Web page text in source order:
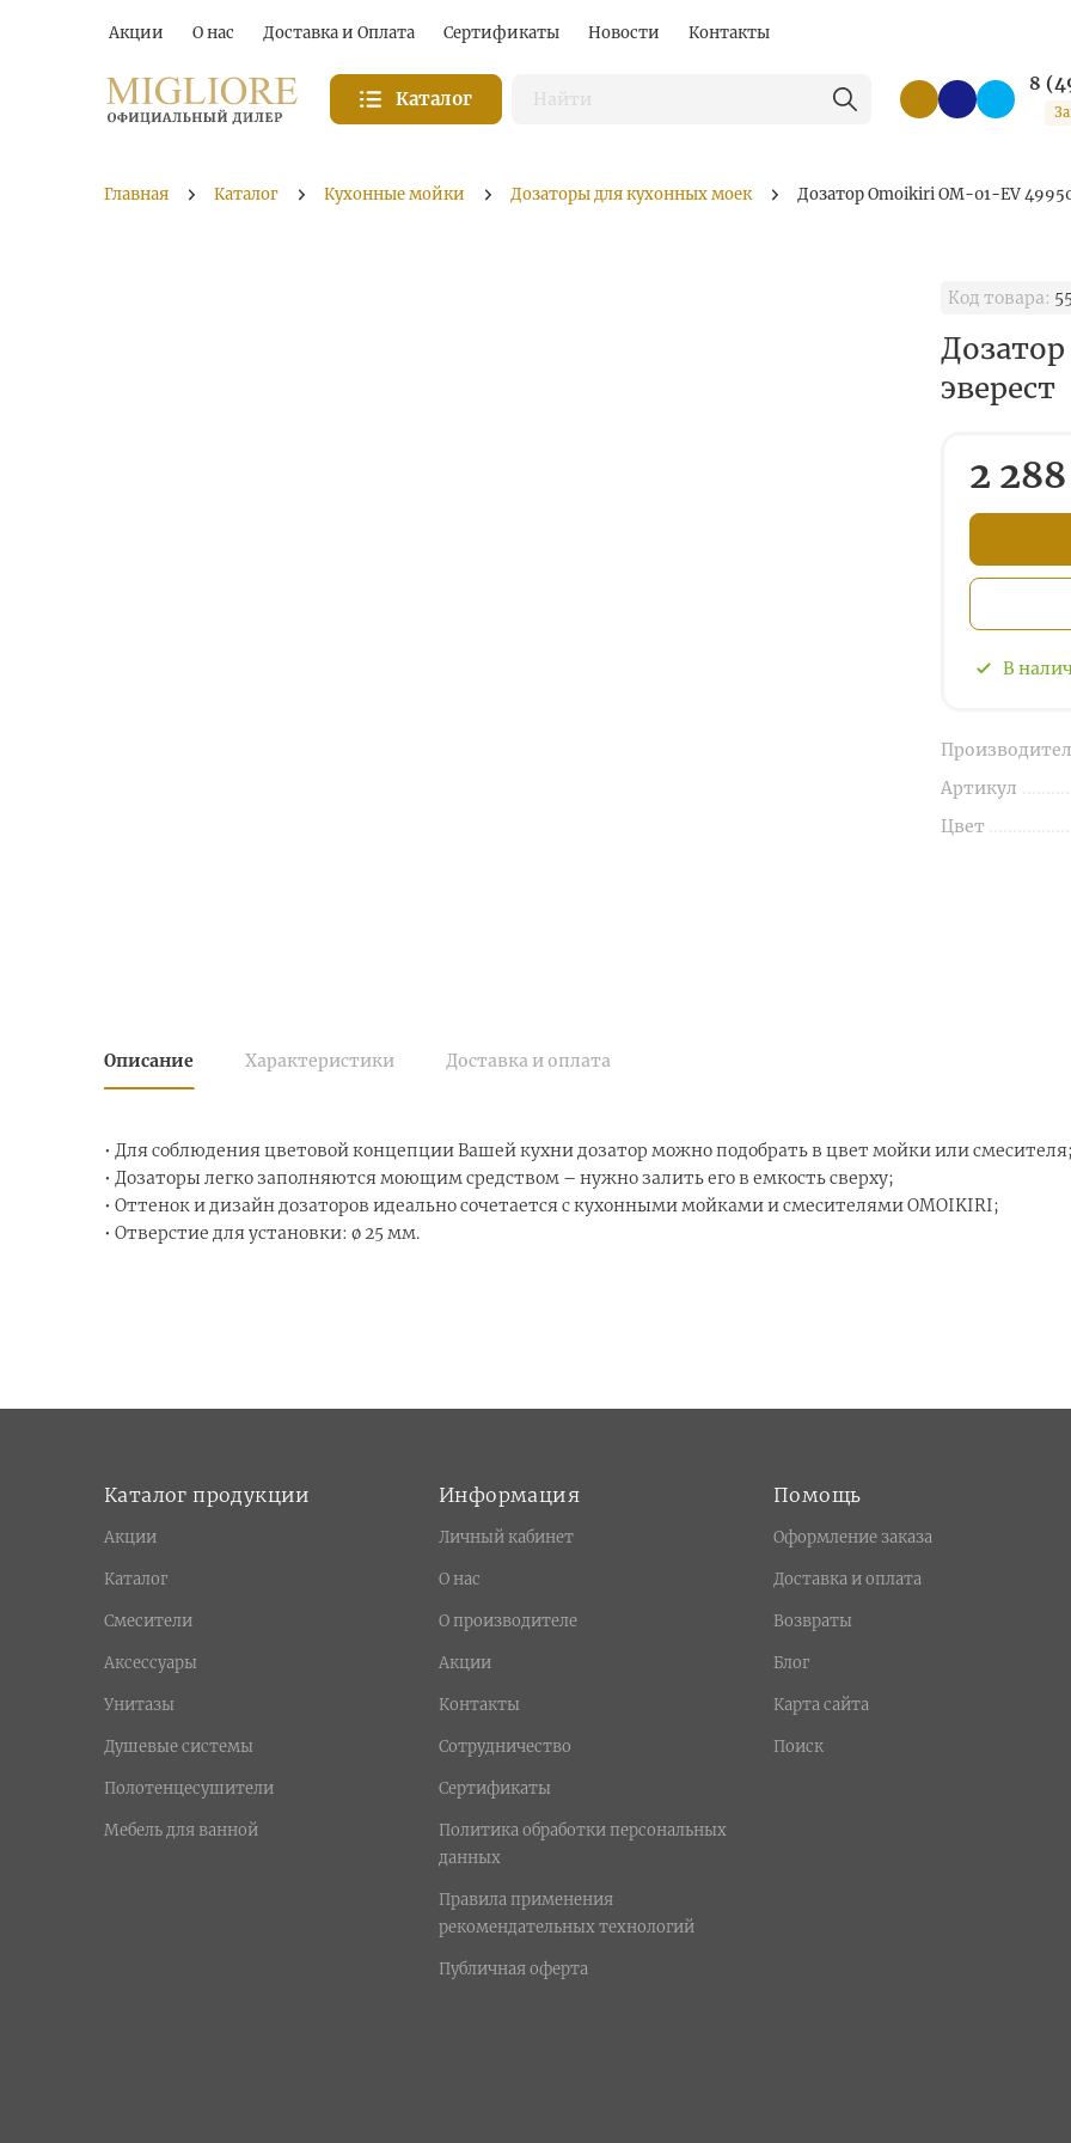
Акции О нас Доставка и Оплата Сертификаты Новости Контакты
Каталог
8
Главная Каталог Кухонные мойки Дозаторы для кухонных моек Дозатор Omoikiri OM-01-EV
Код товара:
эверест
2
В
Артикул
Цвет
Описание Характеристики Доставка и оплата
• Для соблюдения цветовой концепции Вашей кухни дозатор можно подобрать в цвет мойки или
• Дозаторы легко заполняются моющим средством – нужно залить его в емкость сверху;
• Оттенок и дизайн дозаторов идеально сочетается с кухонными мойками и смесителями OMOIKIRI;
• Отверстие для установки: ø 25 мм.
Каталог продукции
Акции
Каталог
Смесители
Аксессуары
Унитазы
Душевые системы
Полотенцесушители
Мебель для ванной
Информация
Личный кабинет
О нас
О производителе
Акции
Контакты
Сотрудничество
Сертификаты
Политика обработки персональных
данных
Правила применения
рекомендательных технологий
Публичная оферта
Помощь
Оформление заказа
Доставка и оплата
Возвраты
Блог
Карта сайта
Поиск